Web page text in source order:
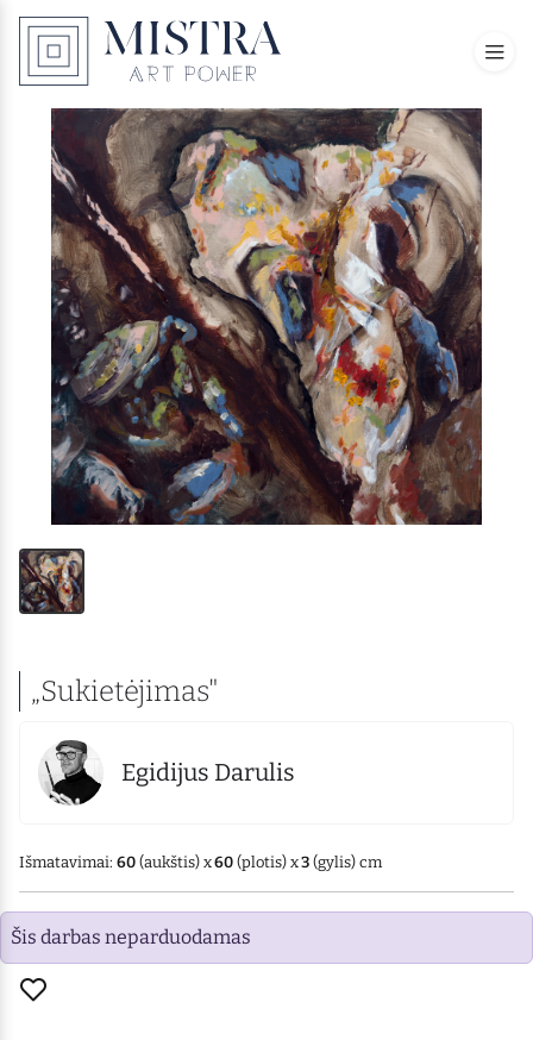
„Sukietėjimas"
Egidijus Darulis
Išmatavimai: 60 (aukštis) x60 (plotis) x3 (gylis) cm
Šis darbas neparduodamas